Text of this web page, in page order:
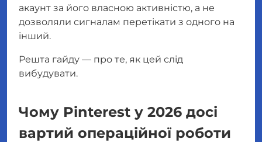
акаунт за його власною активністю, а не
дозволяли сигналам перетікати з одного на
інший.
Решта гайду — про те, як цей слід
вибудувати.
Чому Pinterest у 2026 досі
вартий операційної роботи